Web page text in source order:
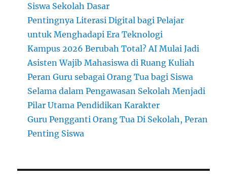
Siswa Sekolah Dasar
Pentingnya Literasi Digital bagi Pelajar
untuk Menghadapi Era Teknologi
Kampus 2026 Berubah Total? AI Mulai Jadi
Asisten Wajib Mahasiswa di Ruang Kuliah
Peran Guru sebagai Orang Tua bagi Siswa
Selama dalam Pengawasan Sekolah Menjadi
Pilar Utama Pendidikan Karakter
Guru Pengganti Orang Tua Di Sekolah, Peran
Penting Siswa